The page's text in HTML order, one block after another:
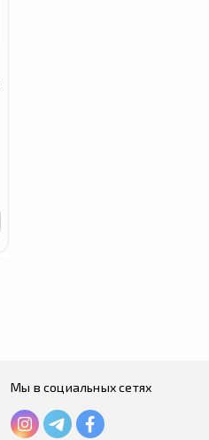
Мы в социальных сетях